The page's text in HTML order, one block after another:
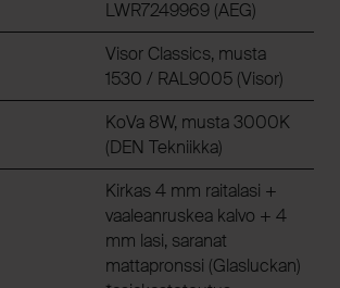
LWR7249969 (AEG)
Visor Classics, musta
1530 / RAL9005 (Visor)
KoVa 8W, musta 3000K
(DEN Tekniikka)
Kirkas 4 mm raitalasi +
vaaleanruskea kalvo + 4
mm lasi, saranat
mattapronssi (Glasluckan)